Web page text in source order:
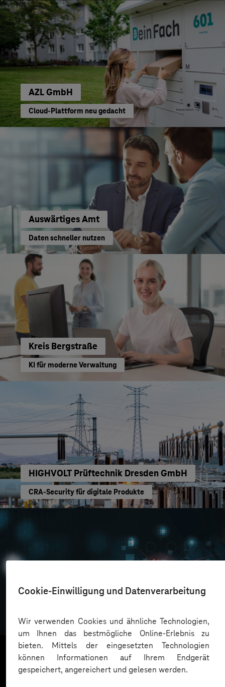
Cookie-Einwilligung und Datenverarbeitung
Wir verwenden Cookies und ähnliche Technologien,
um Ihnen das bestmögliche Online-Erlebnis zu
bieten. Mittels der eingesetzten Technologien
können Informationen auf Ihrem Endgerät
gespeichert, angereichert und gelesen werden.
AZL GmbH
Cloud-Plattform neu gedacht
Auswärtiges Amt
Daten schneller nutzen
Kreis Bergstraße
KI für moderne Verwaltung
HIGHVOLT Prüftechnik Dresden GmbH
CRA-Security für digitale Produkte
Sichere Cloud Transformation
Mehr laden